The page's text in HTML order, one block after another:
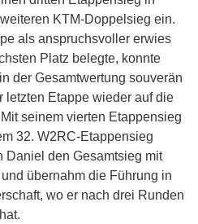
KTM-Doppelsieg ein.
als anspruchsvoller erwies
Platz belegte, konnte
der Gesamtwertung souverän
letzten Etappe wieder auf die
seinem vierten Etappensieg
32. W2RC-Etappensieg
Daniel den Gesamtsieg mit
übernahm die Führung in
wo er nach drei Runden